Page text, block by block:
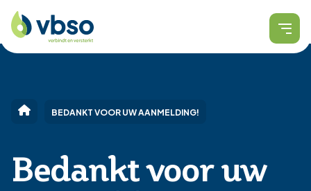
BEDANKT VOOR UW AANMELDING!
Bedankt voor uw